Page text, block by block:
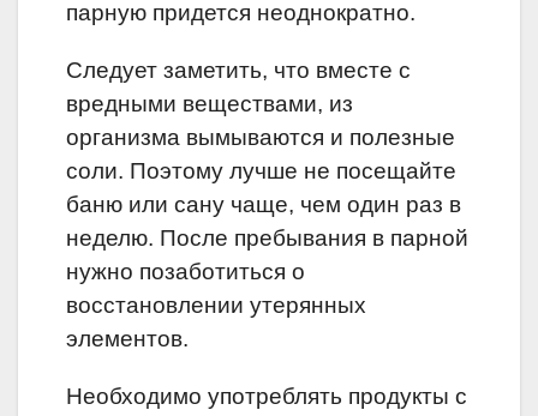
парную придется неоднократно.
Следует заметить, что вместе с
вредными веществами, из
организма вымываются и полезные
соли. Поэтому лучше не посещайте
баню или сану чаще, чем один раз в
неделю. После пребывания в парной
нужно позаботиться о
восстановлении утерянных
элементов.
Необходимо употреблять продукты с